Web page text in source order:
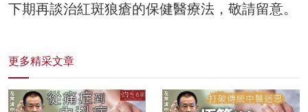
下期再談治紅斑狼瘡的保健醫療法，敬請留意。
更多精采文章